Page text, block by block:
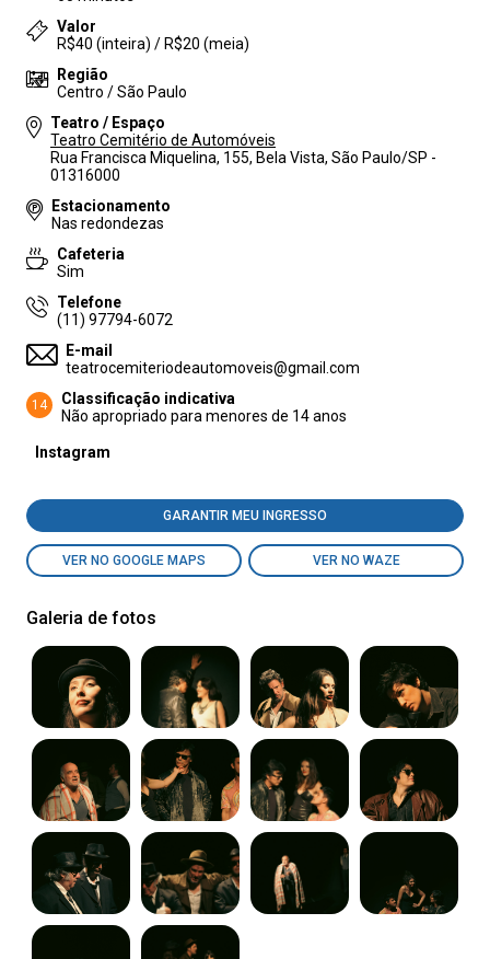
Valor
R$40 (inteira) / R$20 (meia)
Região
Centro / São Paulo
Teatro / Espaço
Teatro Cemitério de Automóveis
Rua Francisca Miquelina, 155, Bela Vista, São Paulo/SP -
01316000
Estacionamento
Nas redondezas
Cafeteria
Sim
Telefone
(11) 97794-6072
E-mail
teatrocemiteriodeautomoveis@gmail.com
14
Classificação indicativa
Não apropriado para menores de 14 anos
Instagram
GARANTIR MEU INGRESSO
VER NO GOOGLE MAPS VER NO WAZE
Galeria de fotos